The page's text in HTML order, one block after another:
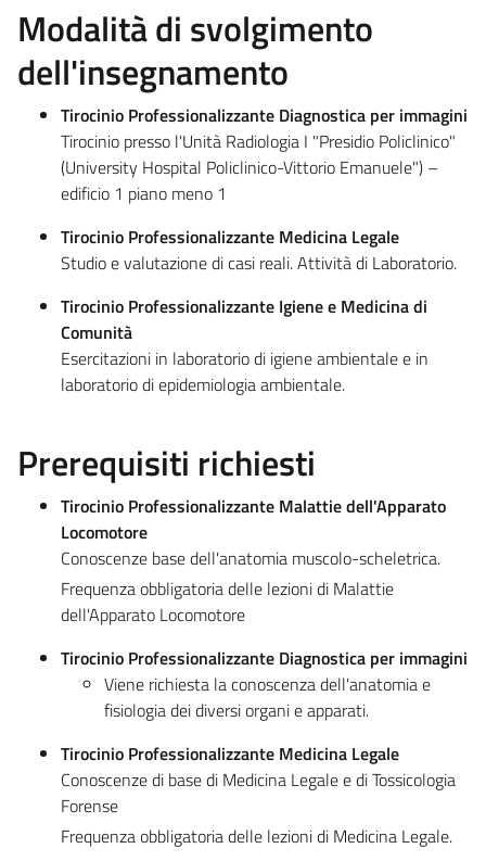
Modalità di svolgimento
dell'insegnamento
Tirocinio Professionalizzante Diagnostica per immagini
Tirocinio presso l'Unità Radiologia I "Presidio Policlinico"
(University Hospital Policlinico-Vittorio Emanuele") –
edificio 1 piano meno 1
Tirocinio Professionalizzante Medicina Legale
Studio e valutazione di casi reali. Attività di Laboratorio.
Tirocinio Professionalizzante Igiene e Medicina di
Comunità
Esercitazioni in laboratorio di igiene ambientale e in
laboratorio di epidemiologia ambientale.
Prerequisiti richiesti
Tirocinio Professionalizzante Malattie dell'Apparato
Locomotore
Conoscenze base dell'anatomia muscolo-scheletrica.
Frequenza obbligatoria delle lezioni di Malattie
dell'Apparato Locomotore
Tirocinio Professionalizzante Diagnostica per immagini
Viene richiesta la conoscenza dell'anatomia e
fisiologia dei diversi organi e apparati.
Tirocinio Professionalizzante Medicina Legale
Conoscenze di base di Medicina Legale e di Tossicologia
Forense
Frequenza obbligatoria delle lezioni di Medicina Legale.